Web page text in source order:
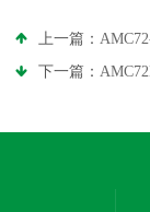
上一篇：
下一篇：